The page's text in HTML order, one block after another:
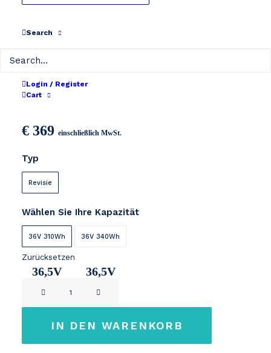
Search
Login / Register
Cart
Reention Rapier 36V
€ 369 einschließlich MwSt.
Typ
Revisie
Wählen Sie Ihre Kapazität
36V 310Wh
36,5V
36V 340Wh
36,5V
Zurücksetzen
IN DEN WARENKORB